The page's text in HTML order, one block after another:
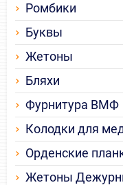
Ромбики
Буквы
Жетоны
Бляхи
Фурнитура ВМФ
Колодки для
Орденские
Жетоны